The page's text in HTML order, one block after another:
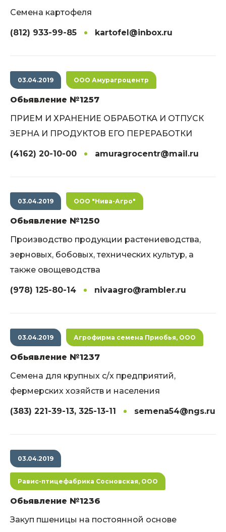
Семена картофеля
(812) 933-99-85 kartofel@inbox.ru
03.04.2019 ООО Амурагроцентр
Обьявление №1257
ПРИЕМ И ХРАНЕНИЕ ОБРАБОТКА И ОТПУСК
ЗЕРНА И ПРОДУКТОВ ЕГО ПЕРЕРАБОТКИ
(4162) 20-10-00 amuragrocentr@mail.ru
03.04.2019 ООО "Нива-Агро"
Обьявление №1250
Производство продукции растениеводства,
зерновых, бобовых, технических культур, а
также овощеводства
(978) 125-80-14 nivaagro@rambler.ru
03.04.2019 Агрофирма семена Приобья, ООО
Обьявление №1237
Семена для крупных с/х предприятий,
фермерских хозяйств и населения
(383) 221-39-13, 325-13-11 semena54@ngs.ru
03.04.2019
Равис-птицефабрика Сосновская, ООО
Обьявление №1236
Закуп пшеницы на постоянной основе